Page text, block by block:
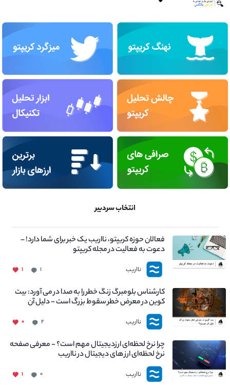
انتخاب سردبیر
فعالان حوزه کریپتو، نااریب یک خبر برای شما دارد! –
دعوت به فعالیت در مجله کریپتو
نااریب ۱ ۱
کارشناس بلومبرگ زنگ خطر را به صدا در می آورد: بیت
کوین در معرض خطر سقوط بزرگ است - دلیل آن
چیست؟
نااریب ۲ ۰
چرا نرخ لحظه‌ای ارزدیجیتال مهم است؟ - معرفی صفحه
نرخ لحظه‌ای ارز های دیجیتال در نااریب
نااریب ۰ ۱